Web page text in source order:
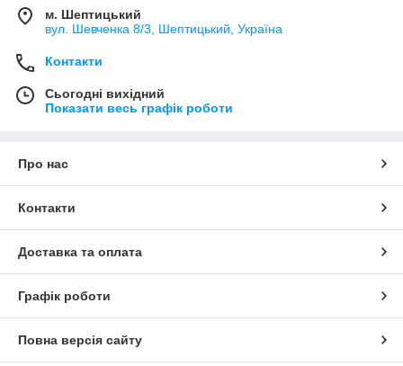
м. Шептицький
вул. Шевченка 8/3, Шептицький, Україна
Контакти
Сьогодні вихідний
Показати весь графік роботи
Про нас
Контакти
Доставка та оплата
Графік роботи
Повна версія сайту